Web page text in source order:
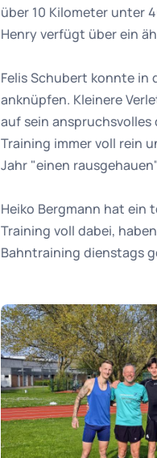
über 10 Kilometer unter
Henry verfügt über ein
Felis Schubert konnte in
anknüpfen. Kleinere
auf sein
Training immer voll rein
Jahr "einen
Heiko Bergmann hat ein
Training voll dabei,
Bahntraining dienstags